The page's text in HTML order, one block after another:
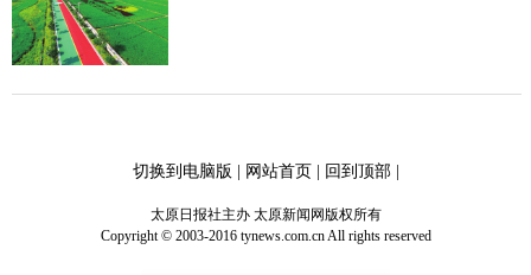
切换到电脑版 | 网站首页| 回到顶部|
太原日报社主办 太原新闻网版权所有
Copyright © 2003-2016 tynews.com.cn All rights reserved